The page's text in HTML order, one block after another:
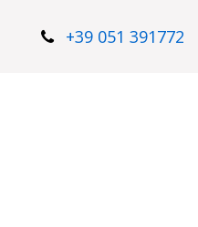
+39 051 391772